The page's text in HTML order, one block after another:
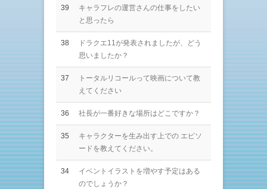
39
キャラフレの運営さんの仕事をしたい
と思ったら
38
ドラクエ11が発表されましたが、どう
思いましたか？
37
トータルリコールって映画について教
えてください
36 社長が一番好きな場所はどこですか？
35
キャラクターを生み出す上での エピソ
ードを教えてください。
34
イベントイラストを増やす予定はある
のでしょうか？